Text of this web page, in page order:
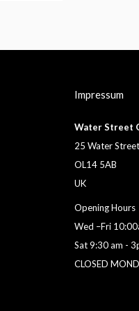
Impressum
Water Street
25 Water
OL14 5AB
UK
Opening Hours
Wed –Fri
Sat 9:30 am -
CLOSED